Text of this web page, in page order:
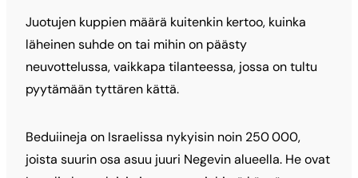
Juotujen kuppien määrä kuitenkin kertoo, kuinka
läheinen suhde on tai mihin on päästy
neuvottelussa, vaikkapa tilanteessa, jossa on tultu
pyytämään tyttären kättä.
Beduiineja on Israelissa nykyisin noin 250 000,
joista suurin osa asuu juuri Negevin alueella. He ovat